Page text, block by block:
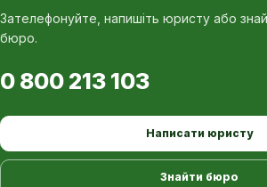
Зателефонуйте, напишіть юристу або
бюро.
0 800 213 103
Написати юристу
Знайти бюро